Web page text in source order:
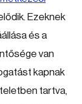
Ezeknek
és a
van
kapnak
tartva,